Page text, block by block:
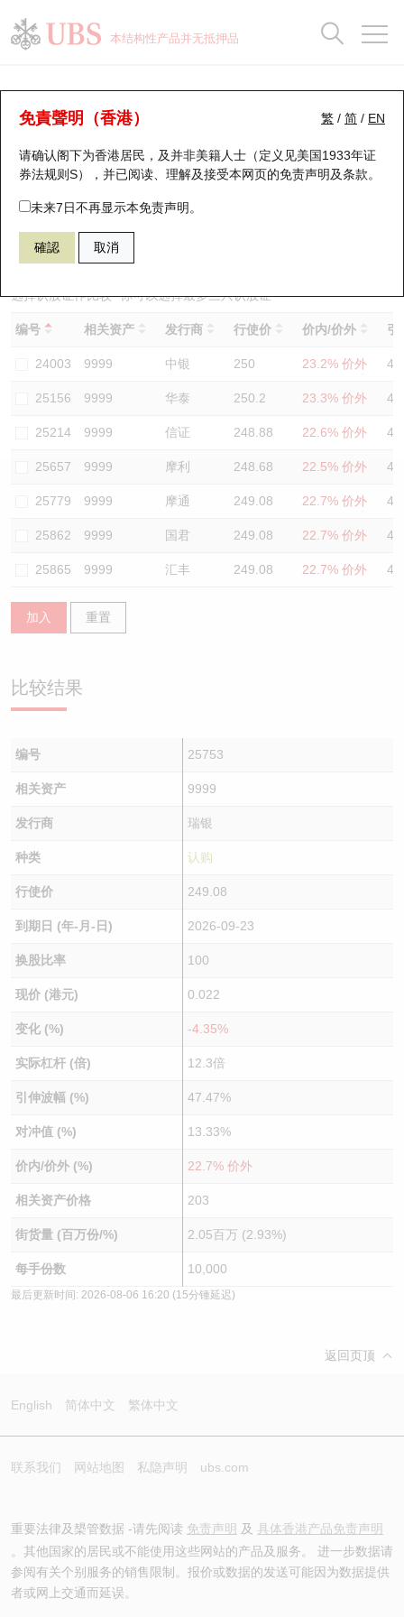
本结构性产品并无抵押品
繁 / 简 / EN
免責聲明（香港）
请确认阁下为香港居民，及并非美籍人士（定义见美国1933年证
券法规则S），并已阅读、理解及接受本网页的免责声明及条款。
未来7日不再显示本免责声明。
確認 取消
认股证分析仪
表现 街货统计 比较
25753 瑞银认购 9999 网易
选择认股证作比较*你可以选择最多三只认股证
编号 相关资产 发行商 行使价 价内/价外 引
24003 9999 中银 250 23.2% 价外
25156 9999 华泰 250.2 23.3% 价外
25214 9999 信证 248.88 22.6% 价外
25657 9999 摩利 248.68 22.5% 价外
25779 9999 摩通 249.08 22.7% 价外
25862 9999 国君 249.08 22.7% 价外
25865 9999 汇丰 249.08 22.7% 价外
加入 重置
比较结果
编号 25753
相关资产 9999
发行商 瑞银
种类 认购
行使价 249.08
到期日 (年-月-日) 2026-09-23
换股比率 100
现价 (港元) 0.022
变化 (%) -4.35%
实际杠杆 (倍) 12.3倍
引伸波幅 (%) 47.47%
对冲值 (%) 13.33%
价内/价外 (%) 22.7% 价外
相关资产价格 203
街货量 (百万份/%) 2.05百万 (2.93%)
每手份数 10,000
最后更新时间: 2026-08-06 16:20 (15分锺延迟)
返回页顶
English 简体中文 繁体中文
联系我们 网站地图 私隐声明 ubs.com
重要法律及槼管数据 -请先阅读 免责声明 及 具体香港产品免责声明
。其他国家的居民或不能使用这些网站的产品及服务。 进一步数据请
参阅有关个别服务的销售限制。报价或数据的发送可能因为数据提供
者或网上交通而延误。
瑞银认股证一览
新发行瑞银认股证
即将到期认股证
认股证到期结算价查找
认股证分析仪
认股证速算机
认股证/牛熊证日志
认股证文件及公告
街货统计
比较
牛熊全景快搜
牛熊证搜寻
牛熊证街货分布图
正股牛熊证列表
新发行瑞银牛熊证
已收回牛熊证剩余价值
牛熊证到期结算价查找
牛熊证分析仪
牛熊证文件及公告
牛熊证文件及公告 (瑞信)
街货统计
比较
十大升幅/跌幅
十大认股证成交分布
十天股证占大市成交
资金流
街货统计
三十大平均引伸波幅
正股分析仪
二十大活跃股份
恒指成份股
国指成份股
科指成份股
相关资产沽空
中资ETFs溢价比较
AH 股价对照
ADR
收市竞价变化
持股比重
显示所有持股比重
每月轮证大市专题
轮证专栏
讲座及教育短片
认股证投资者教育
牛熊证投资者教育
认股证牛熊证常问问题